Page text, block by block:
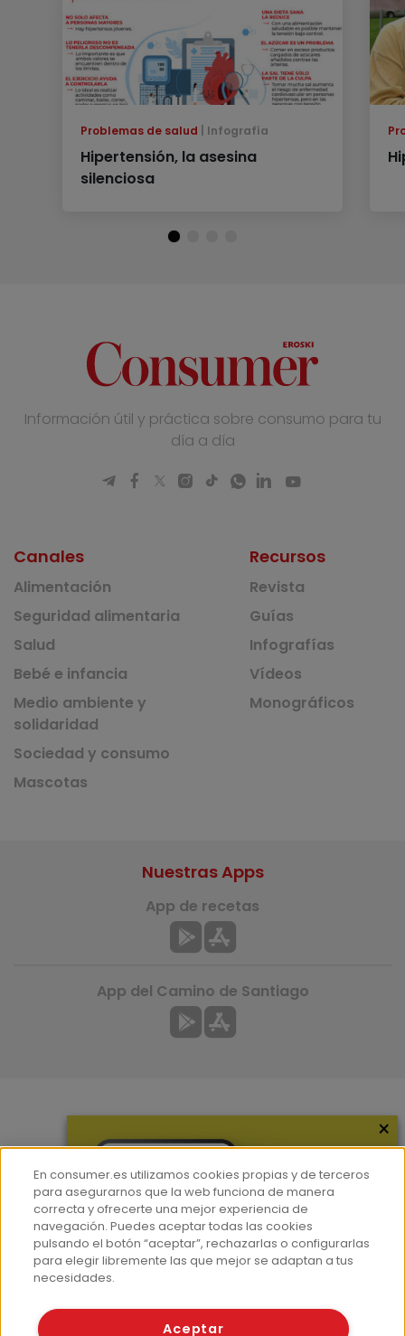
Problemas de salud Infografía
Hipertensión, la asesina
silenciosa
Información útil y práctica sobre consumo para tu
día a día
Canales
Alimentación
Seguridad alimentaria
Salud
Bebé e infancia
Medio ambiente y
solidaridad
Sociedad y consumo
Mascotas
Recursos
Revista
Guías
Infografías
Vídeos
Monográficos
Hemeroteca
Contacto
Prensa
Corpus Lingüístico Consumer
Nuestras Apps
App de recetas
App del Camino de Santiago
© Fundación EROSKI
×
En consumer.es utilizamos cookies propias y de terceros
para asegurarnos que la web funciona de manera
correcta y ofrecerte una mejor experiencia de
navegación. Puedes aceptar todas las cookies
pulsando el botón “aceptar”, rechazarlas o configurarlas
para elegir libremente las que mejor se adaptan a tus
necesidades.
Aceptar